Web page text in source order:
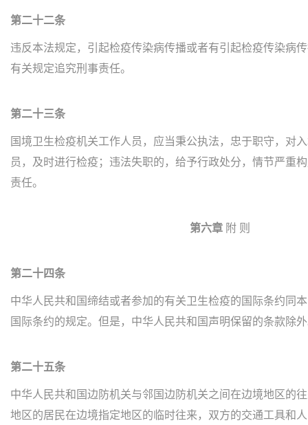
第二十二条
违反本法规定，引起检疫传染病传播或者有引起检疫传染病
有关规定追究刑事责任。
第二十三条
国境卫生检疫机关工作人员，应当秉公执法，忠于职守，对
员，及时进行检疫；违法失职的，给予行政处分，情节严重
责任。
第六章 附 则
第二十四条
中华人民共和国缔结或者参加的有关卫生检疫的国际条约同
国际条约的规定。但是，中华人民共和国声明保留的条款除
第二十五条
中华人民共和国边防机关与邻国边防机关之间在边境地区的
地区的居民在边境指定地区的临时往来，双方的交通工具和